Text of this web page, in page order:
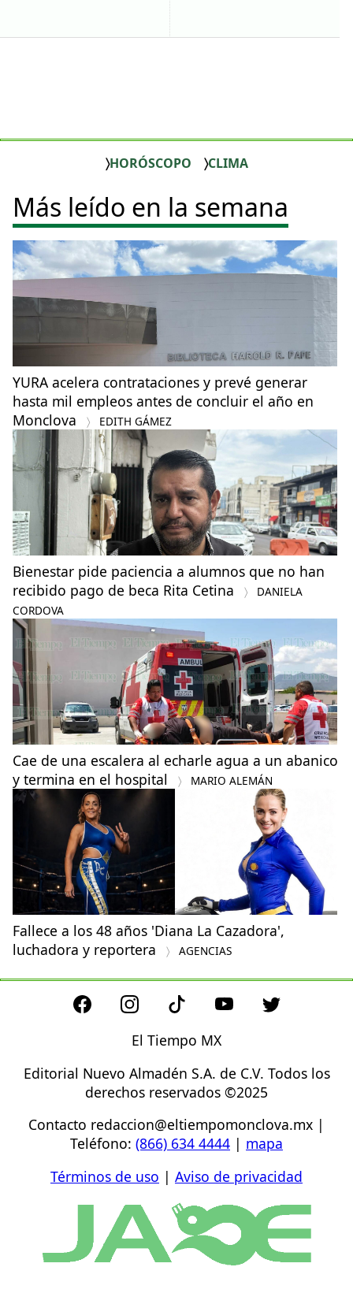
HORÓSCOPO CLIMA
Más leído en la semana
YURA acelera contrataciones y prevé generar
hasta mil empleos antes de concluir el año en
Monclova
EDITH GÁMEZ
Bienestar pide paciencia a alumnos que no han
recibido pago de beca Rita Cetina
DANIELA
CORDOVA
Cae de una escalera al echarle agua a un abanico
y termina en el hospital
MARIO ALEMÁN
Fallece a los 48 años 'Diana La Cazadora',
luchadora y reportera
AGENCIAS
El Tiempo MX
Editorial Nuevo Almadén S.A. de C.V. Todos los
derechos reservados ©2025
Contacto redaccion@eltiempomonclova.mx |
Teléfono: (866) 634 4444 | mapa
Términos de uso | Aviso de privacidad